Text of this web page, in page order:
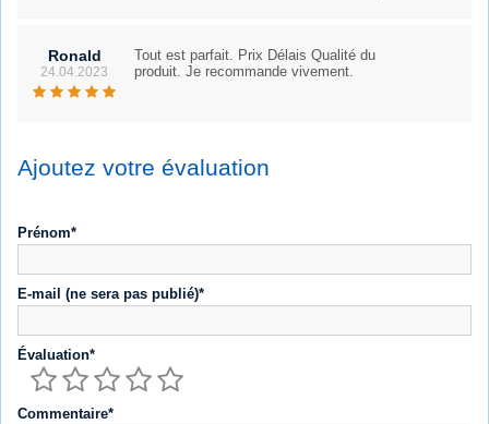
Ronald
24.04.2023
Tout est parfait. Prix Délais Qualité du
produit. Je recommande vivement.
Ajoutez votre évaluation
Prénom*
E-mail (ne sera pas publié)*
Évaluation*
Commentaire*